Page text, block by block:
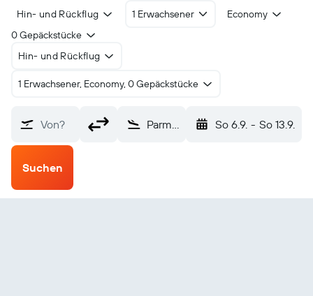
Hin- und Rückflug 1 Erwachsener
Economy
0 Gepäckstücke
Hin- und Rückflug
1 Erwachsener, Economy, 0 Gepäckstücke
Von? Parma (PMF) So 6.9. - So 13.9.
Suchen